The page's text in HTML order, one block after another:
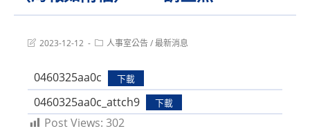
Post2023-12-12
Post人事室公告/最新消息
0460325aa0c 下載
0460325aa0c_attch9 下載
Post Views: 302